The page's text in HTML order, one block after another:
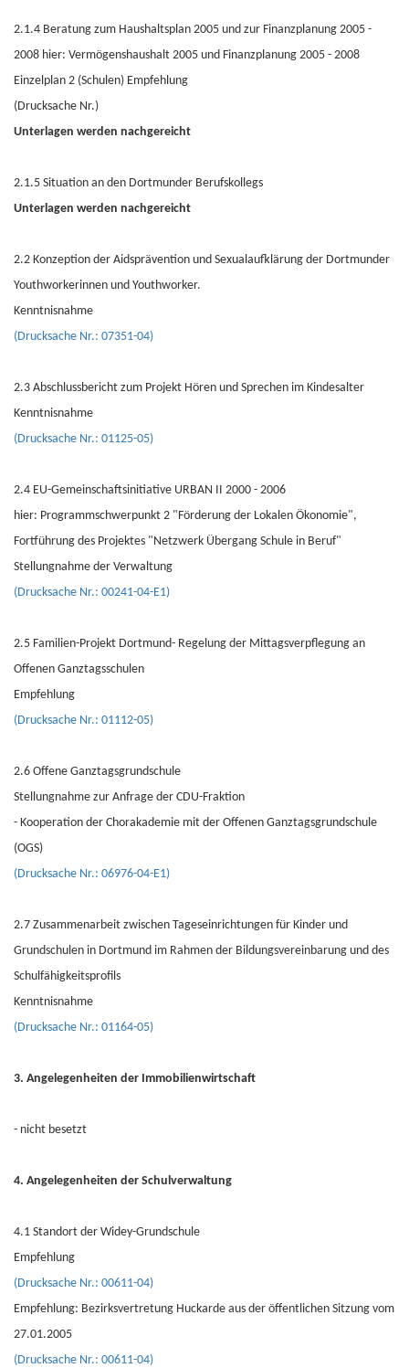
2.1.4 Beratung zum Haushaltsplan 2005 und zur Finanzplanung 2005 -
2008 hier: Vermögenshaushalt 2005 und Finanzplanung 2005 - 2008
Einzelplan 2 (Schulen) Empfehlung
(Drucksache Nr.)
Unterlagen werden nachgereicht
2.1.5 Situation an den Dortmunder Berufskollegs
Unterlagen werden nachgereicht
2.2 Konzeption der Aidsprävention und Sexualaufklärung der Dortmunder
Youthworkerinnen und Youthworker.
Kenntnisnahme
(Drucksache Nr.: 07351-04)
2.3 Abschlussbericht zum Projekt Hören und Sprechen im Kindesalter
Kenntnisnahme
(Drucksache Nr.: 01125-05)
2.4 EU-Gemeinschaftsinitiative URBAN II 2000 - 2006
hier: Programmschwerpunkt 2 "Förderung der Lokalen Ökonomie",
Fortführung des Projektes "Netzwerk Übergang Schule in Beruf"
Stellungnahme der Verwaltung
(Drucksache Nr.: 00241-04-E1)
2.5 Familien-Projekt Dortmund- Regelung der Mittagsverpflegung an
Offenen Ganztagsschulen
Empfehlung
(Drucksache Nr.: 01112-05)
2.6 Offene Ganztagsgrundschule
Stellungnahme zur Anfrage der CDU-Fraktion
- Kooperation der Chorakademie mit der Offenen Ganztagsgrundschule
(OGS)
(Drucksache Nr.: 06976-04-E1)
2.7 Zusammenarbeit zwischen Tageseinrichtungen für Kinder und
Grundschulen in Dortmund im Rahmen der Bildungsvereinbarung und des
Schulfähigkeitsprofils
Kenntnisnahme
(Drucksache Nr.: 01164-05)
3. Angelegenheiten der Immobilienwirtschaft
- nicht besetzt
4. Angelegenheiten der Schulverwaltung
4.1 Standort der Widey-Grundschule
Empfehlung
(Drucksache Nr.: 00611-04)
Empfehlung: Bezirksvertretung Huckarde aus der öffentlichen Sitzung vom
27.01.2005
(Drucksache Nr.: 00611-04)